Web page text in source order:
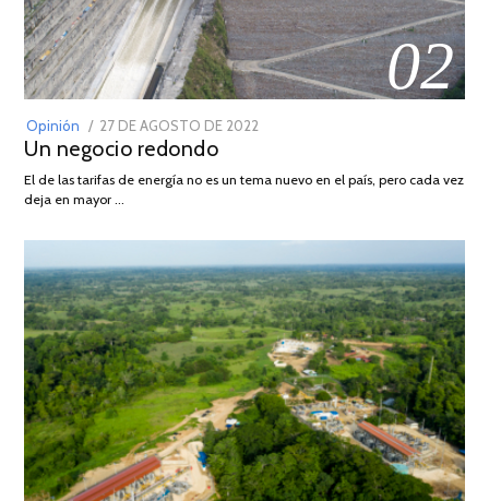
02
Opinión
POSTED
ON
27 DE AGOSTO DE 2022
Un negocio redondo
El de las tarifas de energía no es un tema nuevo en el país, pero cada vez
deja en mayor …